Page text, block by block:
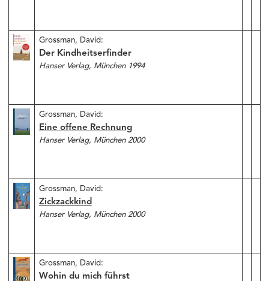
Grossman, David:
Der Kindheitserfinder
Hanser Verlag, München 1994
Grossman, David:
Eine offene Rechnung
Hanser Verlag, München 2000
Grossman, David:
Zickzackkind
Hanser Verlag, München 2000
Grossman, David:
Wohin du mich führst